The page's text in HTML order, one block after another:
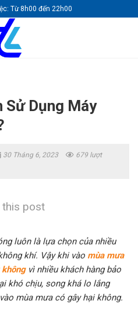
Từ 8h00 đến 22h00
Sử Dụng Máy
30 Tháng 6, 2023
679 lượt
this post
luôn là lựa chọn của nhiều
khí. Vậy khi vào mùa mưa
vì nhiều khách hàng bảo
khó chịu, song khá lo lắng
mùa mưa có gây hại không.